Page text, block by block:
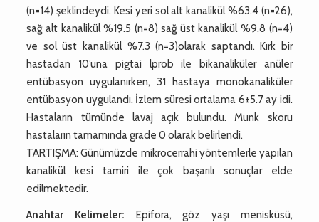
(n=14) şeklindeydi. Kesi yeri sol alt kanalikül %63.4 (n=26),
sağ alt kanalikül %19.5 (n=8) sağ üst kanalikül %9.8 (n=4)
ve sol üst kanalikül %7.3 (n=3)olarak saptandı. Kırk bir
hastadan 10’una pigtai lprob ile bikanaliküler anüler
entübasyon uygulanırken, 31 hastaya monokanaliküler
entübasyon uygulandı. İzlem süresi ortalama 6±5.7 ay idi.
Hastaların tümünde lavaj açık bulundu. Munk skoru
hastaların tamamında grade 0 olarak belirlendi.
TARTIŞMA: Günümüzde mikrocerrahi yöntemlerle yapılan
kanalikül kesi tamiri ile çok başarılı sonuçlar elde
edilmektedir.
Anahtar Kelimeler: Epifora, göz yaşı menisküsü,